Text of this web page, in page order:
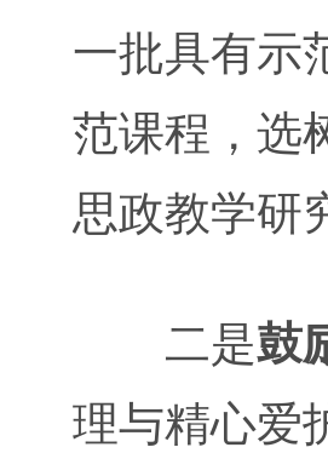
一批具有示
范课程，选
思政教学研
二是鼓
理与精心爱